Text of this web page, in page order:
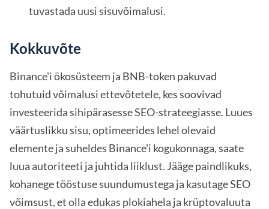
tuvastada uusi sisuvõimalusi.
Kokkuvõte
Binance'i ökosüsteem ja BNB-token pakuvad
tohutuid võimalusi ettevõtetele, kes soovivad
investeerida sihipärasesse SEO-strateegiasse. Luues
väärtuslikku sisu, optimeerides lehel olevaid
elemente ja suheldes Binance'i kogukonnaga, saate
luua autoriteeti ja juhtida liiklust. Jääge paindlikuks,
kohanege tööstuse suundumustega ja kasutage SEO
võimsust, et olla edukas plokiahela ja krüptovaluuta